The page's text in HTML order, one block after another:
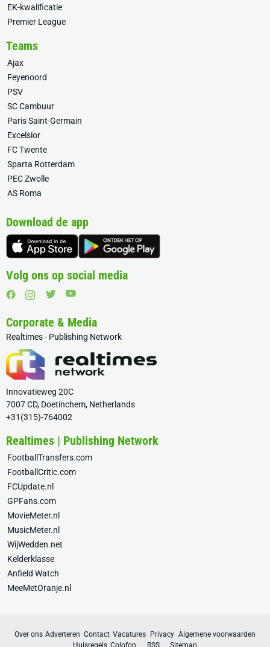
EK-kwalificatie
Premier League
Teams
Ajax
Feyenoord
PSV
SC Cambuur
Paris Saint-Germain
Excelsior
FC Twente
Sparta Rotterdam
PEC Zwolle
AS Roma
Download de app
Volg ons op social media
Corporate & Media
Realtimes - Publishing Network
Innovatieweg 20C
7007 CD, Doetinchem, Netherlands
+31(315)-764002
Realtimes | Publishing Network
FootballTransfers.com
FootballCritic.com
FCUpdate.nl
GPFans.com
MovieMeter.nl
MusicMeter.nl
WijWedden.net
Kelderklasse
Anfield Watch
MeeMetOranje.nl
Over ons Adverteren Contact Vacatures Privacy Algemene voorwaarden
Huisregels Colofon RSS Sitemap